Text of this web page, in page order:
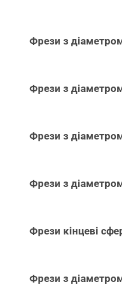
Фрези з
Фрези з
Фрези з
Фрези з
Фрези кінцеві
Фрези з